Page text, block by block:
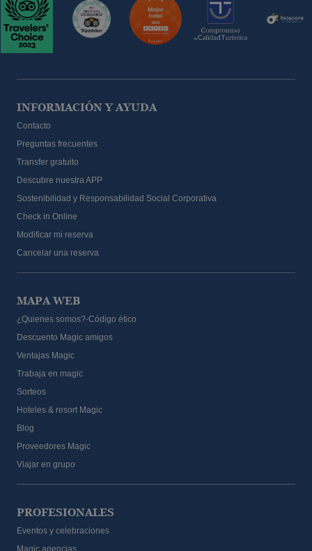
INFORMACIÓN Y AYUDA
Contacto
Preguntas frecuentes
Transfer gratuito
Descubre nuestra APP
Sostenibilidad y Responsabilidad Social Corporativa
Check in Online
Modificar mi reserva
Cancelar una reserva
MAPA WEB
¿Quienes somos?-Código ético
Descuento Magic amigos
Ventajas Magic
Trabaja en magic
Sorteos
Hoteles & resort Magic
Blog
Proveedores Magic
Viajar en grupo
PROFESIONALES
Eventos y celebraciones
Magic agencias